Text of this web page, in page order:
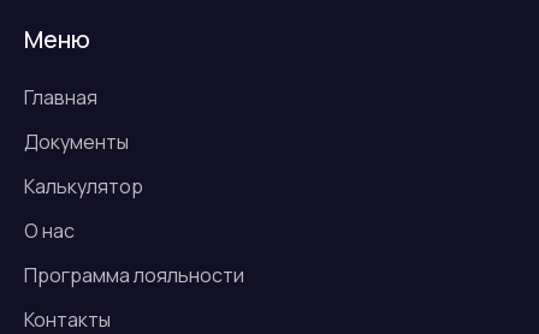
Меню
Главная
Документы
Калькулятор
О нас
Программа лояльности
Контакты